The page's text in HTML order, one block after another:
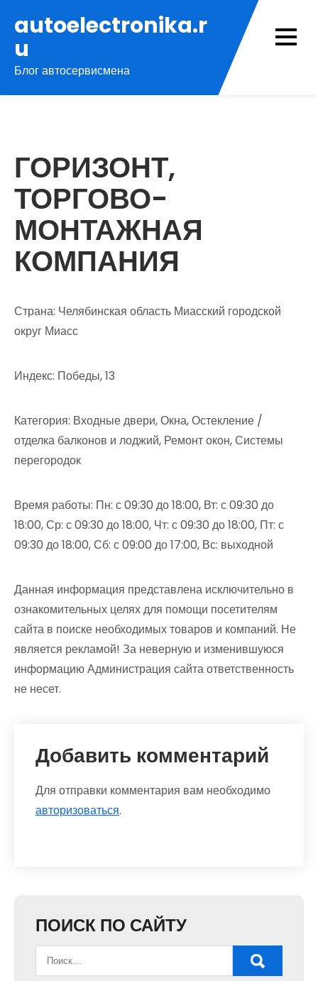
содержимому
autoelectronika.r
u
Блог автосервисмена
ГОРИЗОНТ,
ТОРГОВО-
МОНТАЖНАЯ
КОМПАНИЯ
Страна: Челябинская область Миасский городской
округ Миасс
Индекс: Победы, 13
Категория: Входные двери, Окна, Остекление /
отделка балконов и лоджий, Ремонт окон, Системы
перегородок
Время работы: Пн: с 09:30 до 18:00, Вт: с 09:30 до
18:00, Ср: с 09:30 до 18:00, Чт: с 09:30 до 18:00, Пт: с
09:30 до 18:00, Сб: с 09:00 до 17:00, Вс: выходной
Данная информация представлена исключительно в
ознакомительных целях для помощи посетителям
сайта в поиске необходимых товаров и компаний. Не
является рекламой! За неверную и изменившуюся
информацию Администрация сайта ответственность
не несет.
Добавить комментарий
Для отправки комментария вам необходимо
авторизоваться.
ПОИСК ПО САЙТУ